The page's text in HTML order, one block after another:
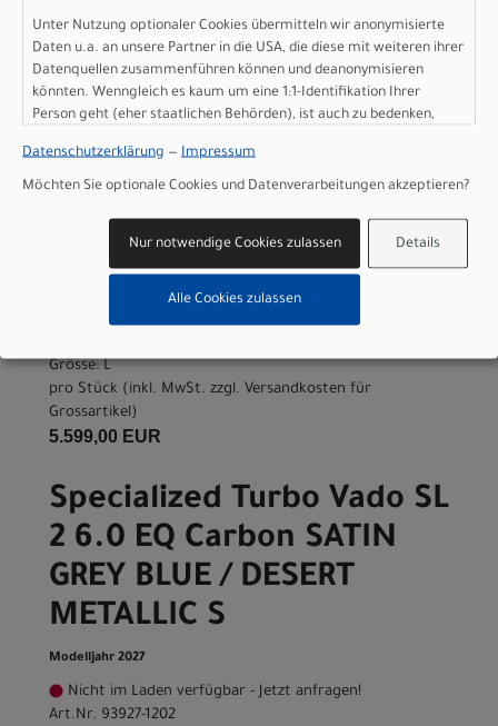
Specialized Turbo Vado SL
2 6.0 EQ Carbon SATIN
GREY BLUE / DESERT
METALLIC L
Modelljahr 2027
Nicht im Laden verfügbar - Jetzt anfragen!
Art.Nr. 93927-1204
Grösse: L
pro Stück (inkl. MwSt. zzgl. Versandkosten für
Grossartikel)
5.599,00 EUR
Specialized Turbo Vado SL
2 6.0 EQ Carbon SATIN
GREY BLUE / DESERT
METALLIC S
Modelljahr 2027
Nicht im Laden verfügbar - Jetzt anfragen!
Art.Nr. 93927-1202
Unter Nutzung optionaler Cookies übermitteln wir anonymisierte
Daten u.a. an unsere Partner in die USA, die diese mit weiteren ihrer
Datenquellen zusammenführen können und deanonymisieren
könnten. Wenngleich es kaum um eine 1:1-Identifikation Ihrer
Person geht (eher staatlichen Behörden), ist auch zu bedenken,
sind wie bei uns in der Europäischen Union.
Datenschutzerklärung — Impressum
Möchten Sie optionale Cookies und Datenverarbeitungen akzeptieren?
Details
Nur notwendige Cookies zulassen
Alle Cookies zulassen